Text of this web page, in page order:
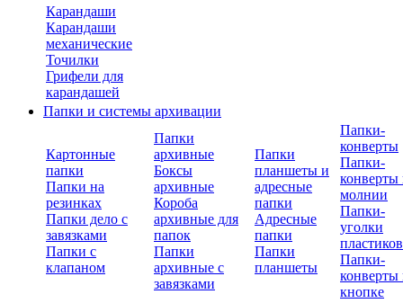
Карандаши
Карандаши
механические
Точилки
Грифели для
карандашей
Папки и системы архивации
Картонные
папки
Папки на
резинках
Папки дело с
завязками
Папки с
клапаном
Папки
архивные
Боксы
архивные
Короба
архивные для
папок
Папки
архивные с
завязками
Папки
планшеты и
адресные
папки
Адресные
папки
Папки
планшеты
Папки-
конверты
Папки-
конверты
молнии
Папки-
уголки
Папки-
конверты
кнопке